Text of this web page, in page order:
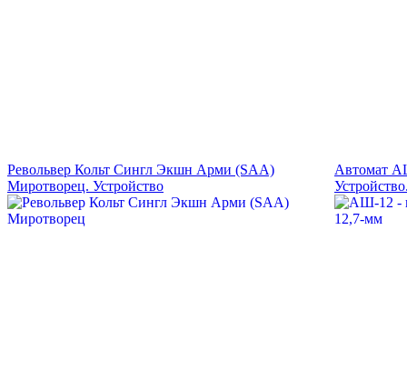
Револьвер Кольт Сингл Экшн Арми (SAA)
Миротворец. Устройство
Автомат